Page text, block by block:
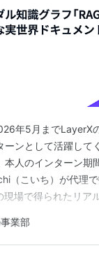
年5月までLayerX
ーンとして活躍して
本人のインターン期
（こいち）が代理
現場で得られたリア
インターンしており
）です。 当事業
業部